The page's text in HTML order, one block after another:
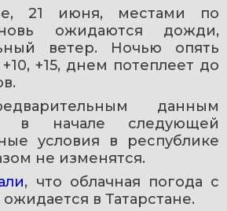
21 июня, местами по
ожидаются дожди,
ветер. Ночью опять
+15, днем потеплеет до
данным
в начале следующей
условия в республике
не изменятся.
, что облачная погода с
в Татарстане.